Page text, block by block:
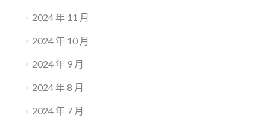
2024 年 11 月
2024 年 10 月
2024 年 9 月
2024 年 8 月
2024 年 7 月